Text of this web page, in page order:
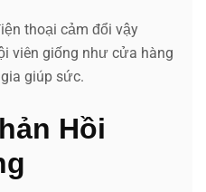
thoại cảm đổi vậy
viên giống như cửa hàng
giúp sức.
Hồi